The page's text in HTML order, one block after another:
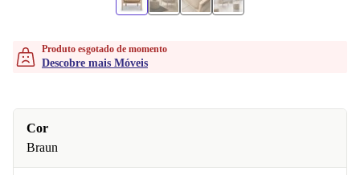
Produto esgotado de momento
Descobre mais Móveis
Cor
Braun